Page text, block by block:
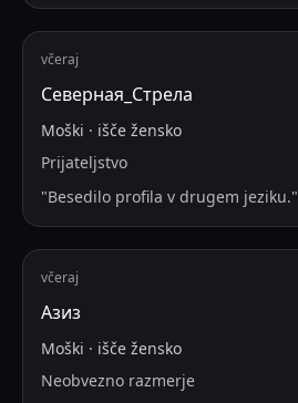
včeraj
Северная_Стрела
Moški · išče žensko
Prijateljstvo
"Besedilo profila v drugem jeziku."
včeraj
Азиз
Moški · išče žensko
Neobvezno razmerje